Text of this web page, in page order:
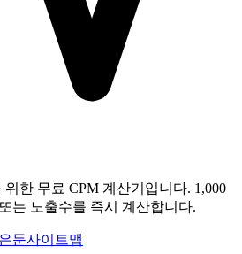
한 무료 CPM 계산기입니다. 1,000
는 노출수를 즉시 계산합니다.
은둔사이트맵